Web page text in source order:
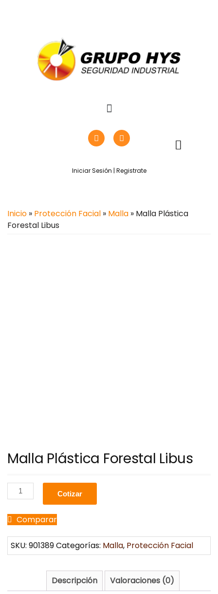
Iniciar Sesión | Registrate
Inicio » Protección Facial » Malla » Malla Plástica
Forestal Libus
Malla Plástica Forestal Libus
Cotizar
Comparar
SKU: 901389Categorías: Malla, Protección Facial
Descripción Valoraciones (0)